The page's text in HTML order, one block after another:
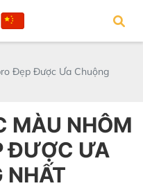
Đẹp Được Ưa Chuộng
MÀU NHÔM
ĐƯỢC ƯA
NHẤT